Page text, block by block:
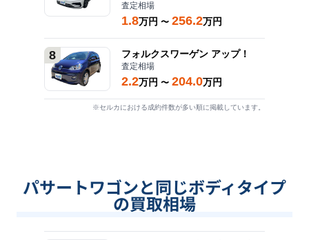
査定相場
1.8万円 〜 256.2万円
8 フォルクスワーゲン アップ！
査定相場
2.2万円 〜 204.0万円
※セルカにおける成約件数が多い順に掲載しています。
パサートワゴンと同じボディタイプ
の買取相場